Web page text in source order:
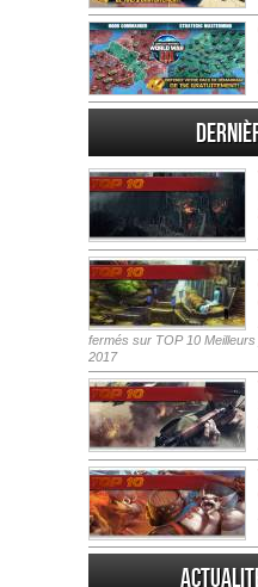
fermés sur TOP 10
2017